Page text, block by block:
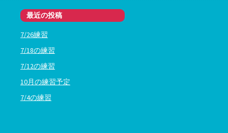
最近の投稿
7/26練習
7/18の練習
7/12の練習
10月の練習予定
7/4の練習